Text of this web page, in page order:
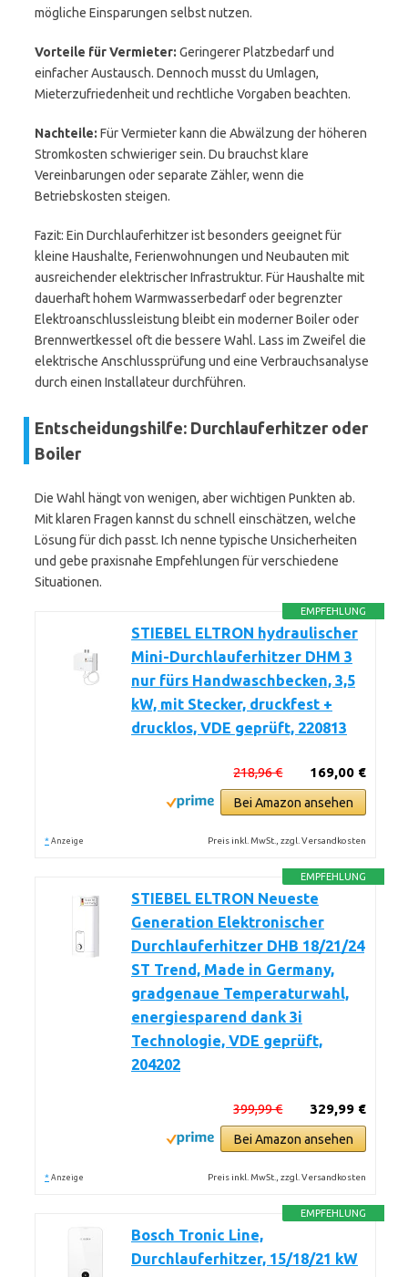
mögliche Einsparungen selbst nutzen.
Vorteile für Vermieter: Geringerer Platzbedarf und
einfacher Austausch. Dennoch musst du Umlagen,
Mieterzufriedenheit und rechtliche Vorgaben beachten.
Nachteile: Für Vermieter kann die Abwälzung der höheren
Stromkosten schwieriger sein. Du brauchst klare
Vereinbarungen oder separate Zähler, wenn die
Betriebskosten steigen.
Fazit: Ein Durchlauferhitzer ist besonders geeignet für
kleine Haushalte, Ferienwohnungen und Neubauten mit
ausreichender elektrischer Infrastruktur. Für Haushalte mit
dauerhaft hohem Warmwasserbedarf oder begrenzter
Elektroanschlussleistung bleibt ein moderner Boiler oder
Brennwertkessel oft die bessere Wahl. Lass im Zweifel die
elektrische Anschlussprüfung und eine Verbrauchsanalyse
durch einen Installateur durchführen.
Entscheidungshilfe: Durchlauferhitzer oder
Boiler
Die Wahl hängt von wenigen, aber wichtigen Punkten ab.
Mit klaren Fragen kannst du schnell einschätzen, welche
Lösung für dich passt. Ich nenne typische Unsicherheiten
und gebe praxisnahe Empfehlungen für verschiedene
Situationen.
EMPFEHLUNG
STIEBEL ELTRON hydraulischer
Mini-Durchlauferhitzer DHM 3
nur fürs Handwaschbecken, 3,5
kW, mit Stecker, druckfest +
drucklos, VDE geprüft, 220813
169,00 €
218,96 €
Bei Amazon ansehen
* Anzeige Preis inkl. MwSt., zzgl. Versandkosten
EMPFEHLUNG
STIEBEL ELTRON Neueste
Generation Elektronischer
Durchlauferhitzer DHB 18/21/24
ST Trend, Made in Germany,
gradgenaue Temperaturwahl,
energiesparend dank 3i
Technologie, VDE geprüft,
204202
329,99 €
399,99 €
Bei Amazon ansehen
* Anzeige Preis inkl. MwSt., zzgl. Versandkosten
EMPFEHLUNG
Bosch Tronic Line,
Durchlauferhitzer, 15/18/21 kW